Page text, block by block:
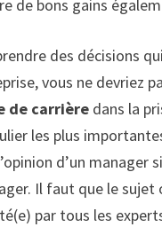
de bons gains
des décisions
vous ne devriez
de carrièredans la
les plus
d’un manager
Il faut que le sujet
par tous les